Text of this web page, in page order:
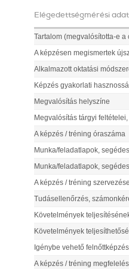
Elégedettségmérési
Tartalom (megvalósította-e
A képzésen megismertek
Alkalmazott oktatási
Képzés gyakorlati
Megvalósítás helyszíne
Megvalósítás tárgyi
A képzés / tréning óraszáma
Munka/feladatlapok,
Munka/feladatlapok,
A képzés / tréning
Tudásellenőrzés,
Követelmények
Követelmények
Igénybe vehető
A képzés / tréning